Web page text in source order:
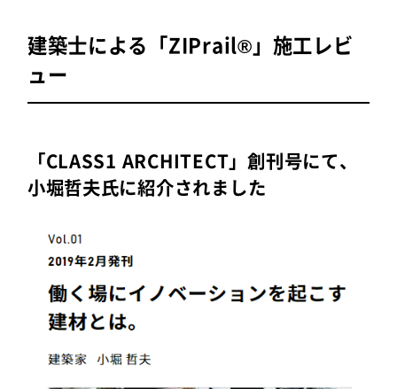
建築士による「ZIPrail®」施工レビ
ュー
「CLASS1 ARCHITECT」創刊号にて、
小堀哲夫氏に紹介されました